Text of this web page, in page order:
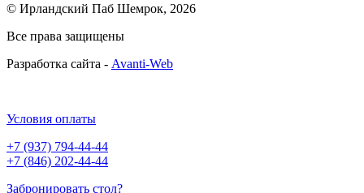
© Ирландский Паб Шемрок, 2026
Все права защищены
Разработка сайта - Avanti-Web
Условия оплаты
+7 (937) 794-44-44
+7 (846) 202-44-44
Забронировать стол?